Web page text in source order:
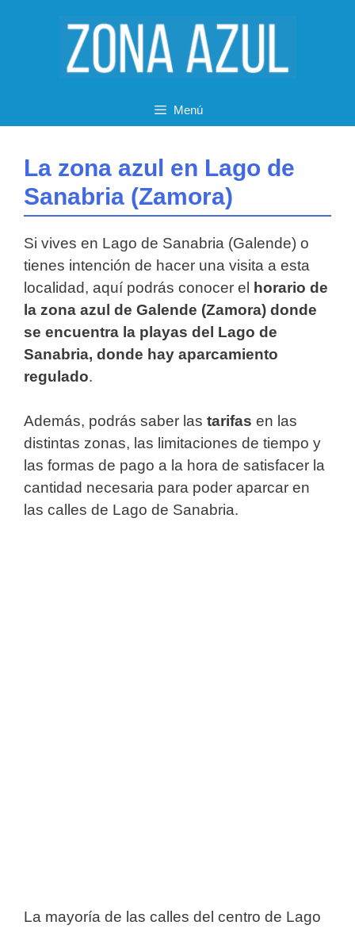
Menú
La zona azul en Lago de
Sanabria (Zamora)
Si vives en Lago de Sanabria (Galende) o
tienes intención de hacer una visita a esta
localidad, aquí podrás conocer el horario de
la zona azul de Galende (Zamora) donde
se encuentra la playas del Lago de
Sanabria, donde hay aparcamiento
regulado.
Además, podrás saber las tarifas en las
distintas zonas, las limitaciones de tiempo y
las formas de pago a la hora de satisfacer la
cantidad necesaria para poder aparcar en
las calles de Lago de Sanabria.
La mayoría de las calles del centro de Lago